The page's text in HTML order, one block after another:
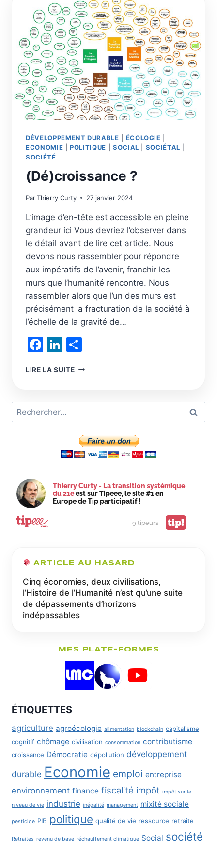
CONCENTRATION
QUE
LE
TOURISME
DE
MASSE
RAVAGE
LE
MONDE
COMME
DES
NUÉES
CRIQUETS
SAUVAGES
DÉVELOPPEMENT DURABLE ÉCOLOGIE
ECONOMIE |POLITIQUE SOCIAL SOCIÉTAL
SOCIÉTÉ
(Dé)croissance ?
ParThierry Curty 27 janvier 2024
L’image d’en-tête est accessible en pleine
grandeur ici Vous devriez l’observer dans
le détail avant de lire cet article. Nous
devons nous rassembler pour répondre
aux impératifs de l’avenir, franchir les
murs que l’humanité rencontre. Nous
rassembler alors que l’un des murs est
précisément la fracturation de la société à
l’échelle de la gravité de…
Facebook
LinkedIn
LIRE LA SUITE(DÉ)CROISSANCE
Rechercher :
Thierry Curty - La transition systémique
du 21eest sur Tipeee, le site #1 en
Europe de Tip participatif !
9 tipeurs tip!
ARTICLE AU HASARD
Cinq économies, deux civilisations,
l’Histoire de l’Humanité n’est qu’une suite
de dépassements d’horizons
indépassables
MES PLATE-FORMES
ÉTIQUETTES
agriculture agroécologie alimentation blockchain capitalisme
cognitif chômage civilisation consommation contributisme
croissance Démocratie dépollution développement
durable Economie emploi entreprise
environnement finance fiscalité impôt impôt sur le
niveau de vie industrie inégalité management mixité sociale
pesticide PIB politique qualité de vie ressource retraite
Retraites revenu de base réchauffement climatique Social société